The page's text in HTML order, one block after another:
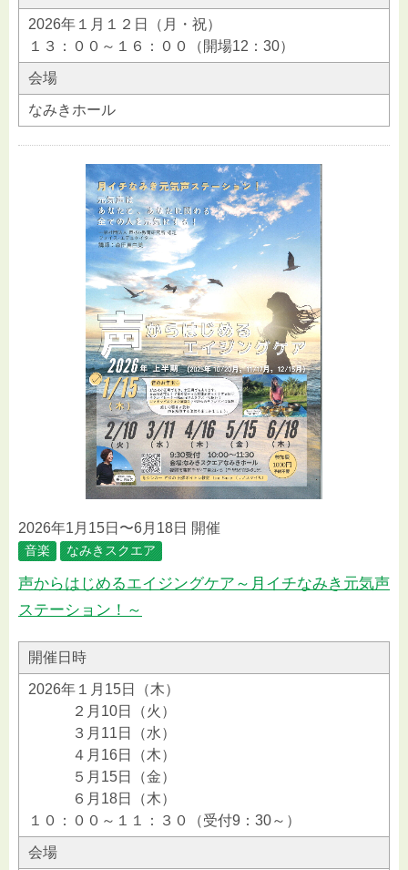
2026年１月１２日（月・祝）
１３：００～１６：００（開場12：30）
会場
なみきホール
2026年1月15日〜6月18日 開催
音楽 なみきスクエア
声からはじめるエイジングケア～月イチなみき元気声
ステーション！～
開催日時
2026年１月15日（木）
２月10日（火）
３月11日（水）
４月16日（木）
５月15日（金）
６月18日（木）
１０：００～１１：３０（受付9：30～）
会場